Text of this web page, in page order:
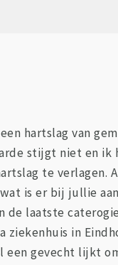
hartslag van
stijgt niet en ik
te verlagen.
is er bij jullie
de laatste
in
gevecht lijkt